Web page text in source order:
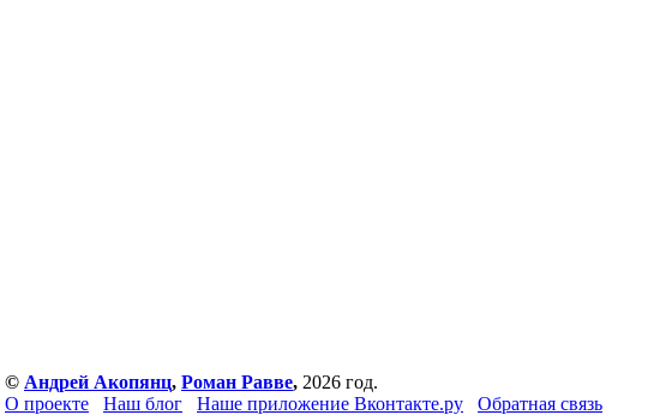
© Андрей Акопянц, Роман Равве, 2026 год.
О проекте
Наш блог Наше приложение Вконтакте.ру Обратная связь